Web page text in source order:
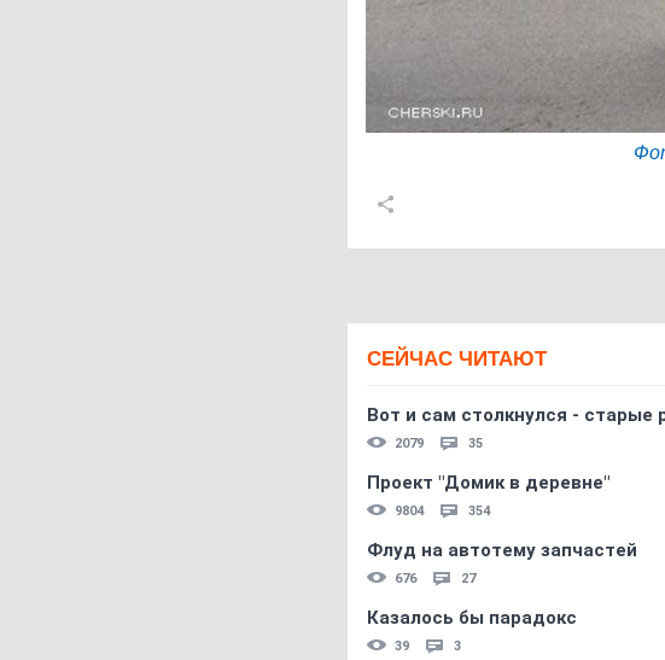
СЕЙЧАС ЧИТАЮТ
Вот и сам столкнулся - старые
2079 35
Проект "Домик в деревне"
9804 354
Флуд на автотему запчастей
676 27
Казалось бы парадокс
39 3